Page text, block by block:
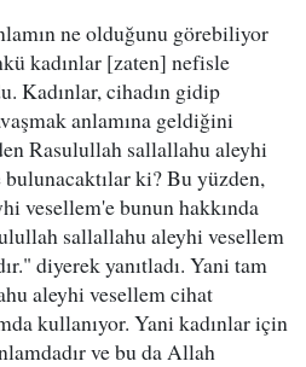
ne olduğunu görebiliyor
kadınlar [zaten] nefisle
Kadınlar, cihadın gidip
anlamına geldiğini
Rasulullah sallallahu aleyhi
ki? Bu yüzden,
vesellem'e bunun hakkında
sallallahu aleyhi vesellem
diyerek yanıtladı. Yani tam
aleyhi vesellem cihat
kullanıyor. Yani kadınlar için
ve bu da Allah